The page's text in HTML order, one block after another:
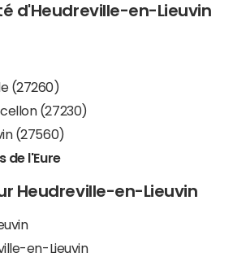
d'Heudreville-en-Lieuvin
(27260)
(27230)
(27560)
de l'Eure
Heudreville-en-Lieuvin
en-Lieuvin